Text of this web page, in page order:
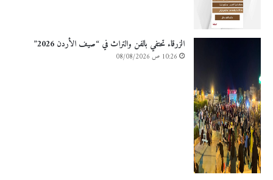
الزرقاء تحتفي بالفن والتراث في “صيف الأردن 2026”
10:26 ص 08/08/2026